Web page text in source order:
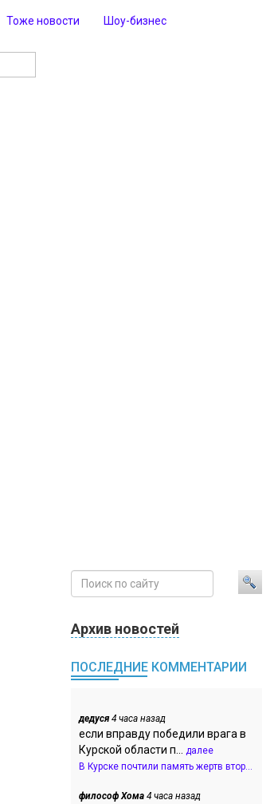
Тоже новости Шоу-бизнес
Архив новостей
ПОСЛЕДНИЕ КОММЕНТАРИИ
дедуся4 часа назад
если вправду победили врага в
Курской области п... далее
В Курске почтили память жертв втор...
философ Хома 4 часа назад